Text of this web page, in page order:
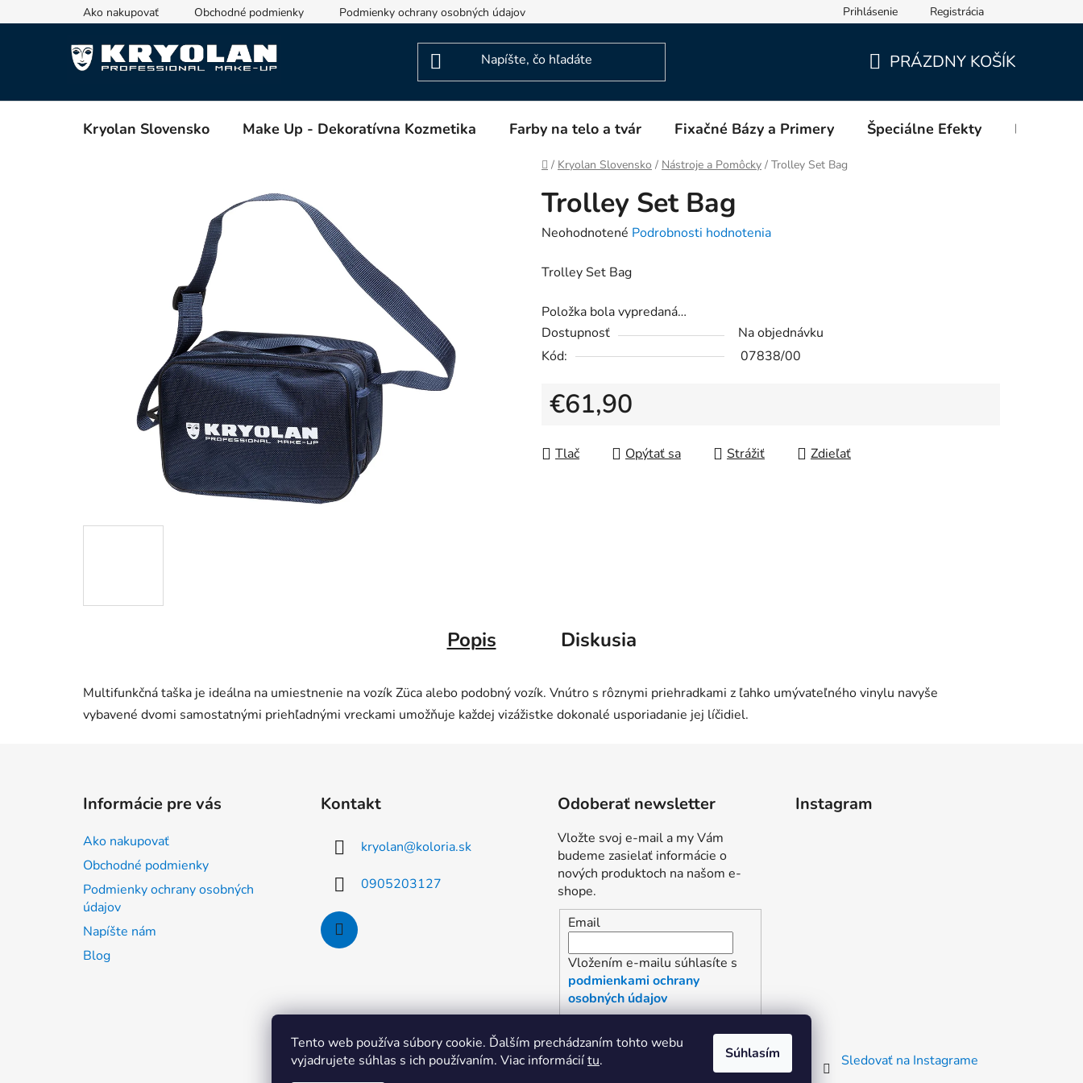
Tento web používa súbory cookie. Ďalším prechádzaním tohto webu
vyjadrujete súhlas s ich používaním. Viac informáciítu. Súhlasím
na
Ako nakupovať Obchodné podmienky Podmienky ochrany osobných údajov Prihlásenie Registrácia
KOŠÍK
PRÁZDNY KOŠÍK
Kryolan Slovensko Make Up - Dekoratívna Kozmetika Farby na telo a tvár Fixačné Bázy a Primery Špeciálne Efekty Blog
Domov
/ Kryolan Slovensko / Nástroje a Pomôcky / Trolley Set Bag
Trolley Set Bag
Priemerné
produktu
0,0
z
5
Neohodnotené Podrobnosti hodnotenia
Trolley Set Bag
Položka bola vypredaná…
Dostupnosť
Na objednávku
Kód:
07838/00
€61,90
Tlač
Opýtať sa Strážiť Zdieľať
Popis Diskusia
Multifunkčná taška je ideálna na umiestnenie na vozík Züca alebo podobný vozík. Vnútro s rôznymi priehradkami z ľahko umývateľného vinylu navyše
vybavené dvomi samostatnými priehľadnými vreckami umožňuje každej vizážistke dokonalé usporiadanie jej líčidiel.
Informácie pre vás
Ako nakupovať
Obchodné podmienky
Podmienky ochrany osobných
údajov
Napíšte nám
Blog
Kontakt
kryolan@koloria.sk
0905203127
Odoberať newsletter
Vložte svoj e-mail a my Vám
budeme zasielať informácie o
nových produktoch na našom e-
shope.
Email
Vložením e-mailu súhlasíte s
podmienkami ochrany
osobných údajov
PRIHLÁSIŤ SA
Instagram
Sledovať na Instagrame